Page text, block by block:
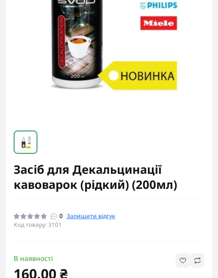
Засіб для Декальцинації
кавоварок (рідкий) (200мл)
0 Залишити відгук
Код товару: 3101
В наявності
160.00 ₴